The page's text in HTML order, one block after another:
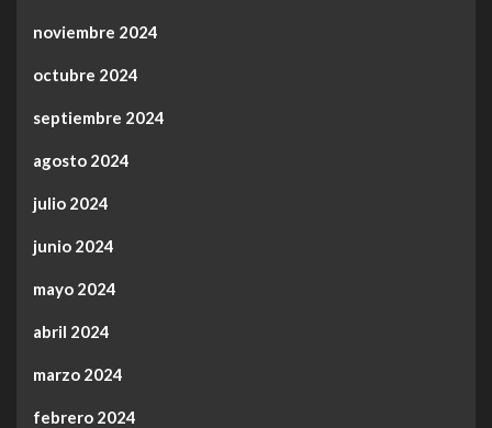
noviembre 2024
octubre 2024
septiembre 2024
agosto 2024
julio 2024
junio 2024
mayo 2024
abril 2024
marzo 2024
febrero 2024